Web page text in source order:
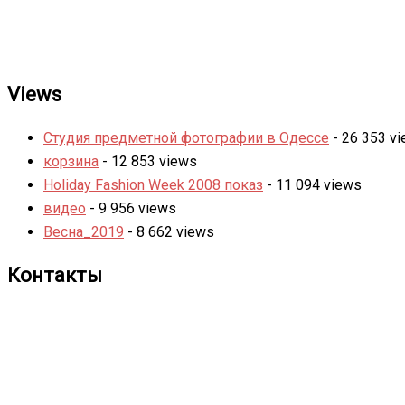
Views
Студия предметной фотографии в Одессе - 26 353
корзина - 12 853 views
Holiday Fashion Week 2008 показ - 11 094 views
видео - 9 956 views
Весна_2019 - 8 662 views
Контакты